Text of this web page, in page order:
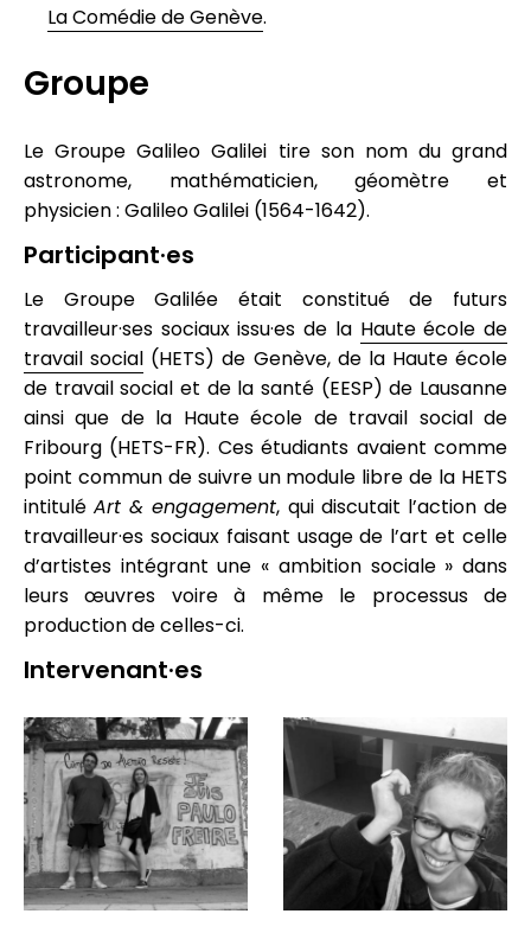
La Comédie de Genève.
Groupe
Le Groupe Galileo Galilei tire son nom du grand
astronome, mathématicien, géomètre et
physicien : Galileo Galilei (1564-1642).
Participant·es
Le Groupe Galilée était constitué de futurs
travailleur·ses sociaux issu·es de la Haute école de
travail social (HETS) de Genève, de la Haute école
de travail social et de la santé (EESP) de Lausanne
ainsi que de la Haute école de travail social de
Fribourg (HETS-FR). Ces étudiants avaient comme
point commun de suivre un module libre de la HETS
intituléArt & engagement, qui discutait l’action de
travailleur·es sociaux faisant usage de l’art et celle
d’artistes intégrant une « ambition sociale » dans
leurs œuvres voire à même le processus de
production de celles-ci.
Intervenant·es